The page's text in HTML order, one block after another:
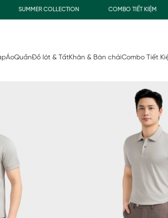
SUMMER COLLECTION COMBO TIẾT KIỆM
ÁoQuầnĐồ lót & TấtKhăn & Bàn chảiCombo Tiết